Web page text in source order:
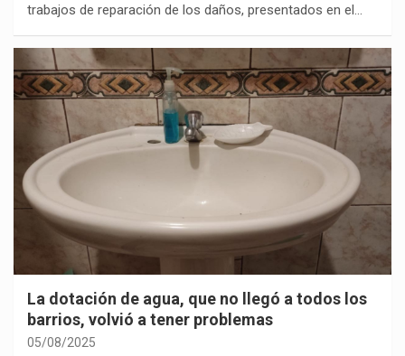
trabajos de reparación de los daños, presentados en el…
La dotación de agua, que no llegó a todos los
barrios, volvió a tener problemas
05/08/2025